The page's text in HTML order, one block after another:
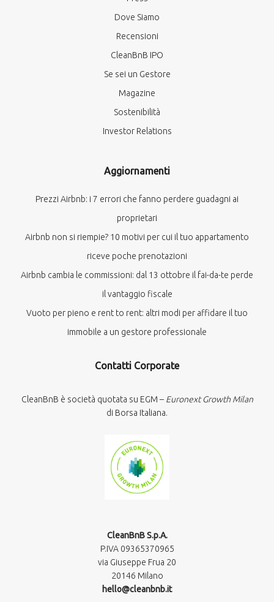
Dove Siamo
Recensioni
CleanBnB IPO
Se sei un Gestore
Magazine
Sostenibilità
Investor Relations
Aggiornamenti
Prezzi Airbnb: i 7 errori che fanno perdere guadagni ai
proprietari
Airbnb non si riempie? 10 motivi per cui il tuo appartamento
riceve poche prenotazioni
Airbnb cambia le commissioni: dal 13 ottobre il fai-da-te perde
il vantaggio fiscale
Vuoto per pieno e rent to rent: altri modi per affidare il tuo
immobile a un gestore professionale
Contatti Corporate
CleanBnB è società quotata su EGM – Euronext Growth Milan
di Borsa Italiana.
CleanBnB S.p.A.
P.IVA 09365370965​
via Giuseppe Frua 20
20146 Milano
hello@cleanbnb.it